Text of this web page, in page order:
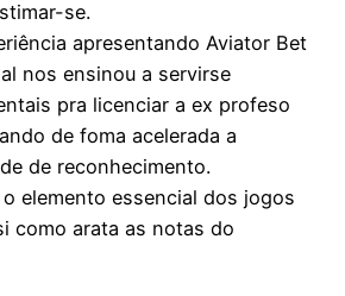
se.
apresentando Aviator Bet
nos ensinou a servirse
pra licenciar a ex profeso
de foma acelerada a
de reconhecimento.
o elemento essencial dos jogos
como arata as notas do